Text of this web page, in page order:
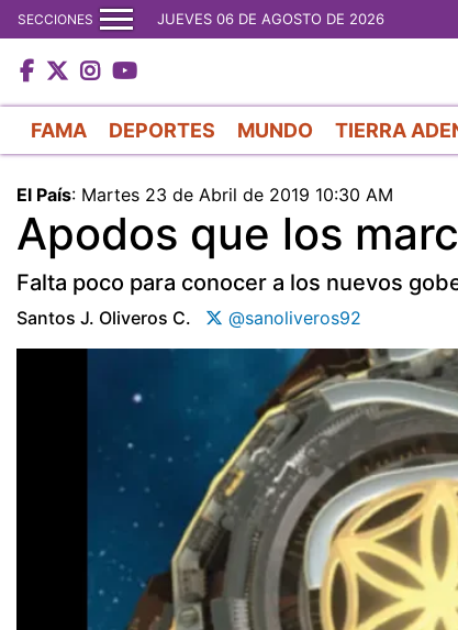
SECCIONES JUEVES 06 DE AGOSTO DE 2026
FAMA DEPORTES MUNDO TIERRA
El País: Martes 23 de Abril de 2019 10:30 AM
Apodos que los
Falta poco para conocer a los nuevos
Santos J. Oliveros C. @sanoliveros92